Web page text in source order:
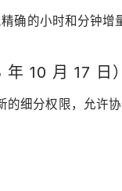
确的小时和分钟
10 月 17 日）
的细分权限，允许